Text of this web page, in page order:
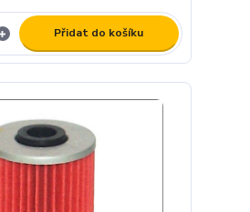
Přidat do košíku